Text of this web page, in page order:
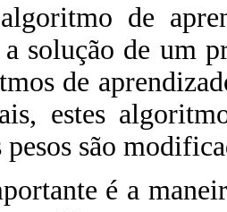
de
solução de um
de
estes
são
é a